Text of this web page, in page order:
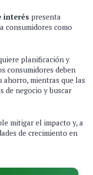
interés presenta
consumidores como
planificación y
consumidores deben
ahorro, mientras que las
de negocio y buscar
mitigar el impacto y, a
de crecimiento en